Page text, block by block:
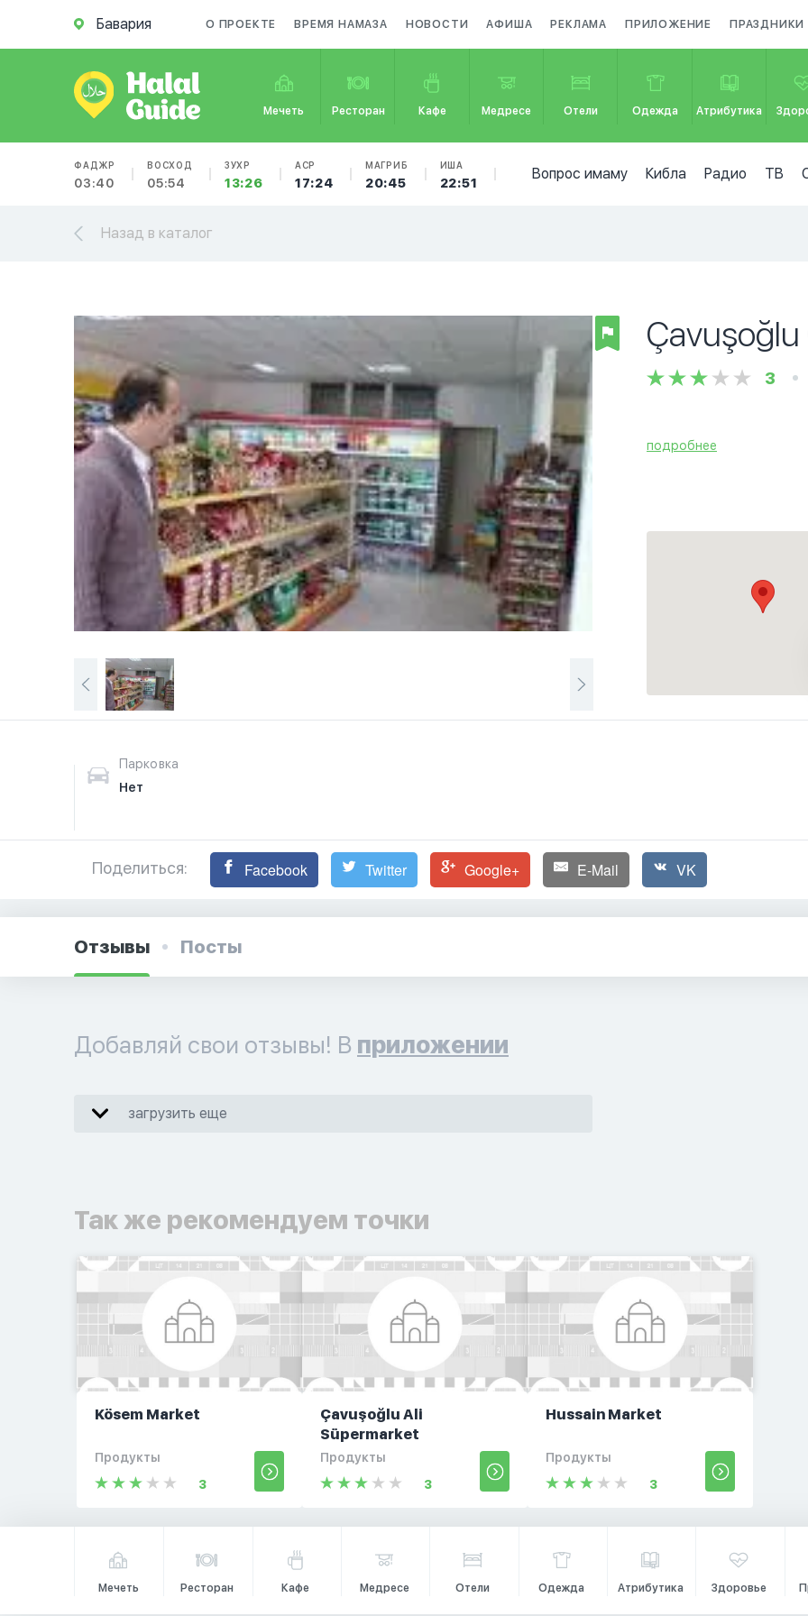
Бавария О ПРОЕКТЕ ВРЕМЯ НАМАЗА НОВОСТИ АФИША РЕКЛАМА ПРИЛОЖЕНИЕ ПРАЗДНИКИ
Мечеть Ресторан Кафе Медресе Отели Одежда Атрибутика
ФАДЖР
03:40
ВОСХОД
05:54
ЗУХР
13:26
АСР
17:24
МАГРИБ
20:45
ИША
22:51
Вопрос имаму Кибла Радио ТВ
Назад в каталог
Çavuşoğlu
3
подробнее
Парковка
Нет
Поделиться: Facebook Twitter Google+ E-Mail VK
Отзывы Посты
Добавляй свои отзывы! В приложении
загрузить еще
Так же рекомендуем точки
Kösem Market
Продукты
3
Çavuşoğlu Ali
Süpermarket
Продукты
3
Hussain Market
Продукты
3
Мечеть Ресторан Кафе Медресе Отели Одежда Атрибутика Здоровье